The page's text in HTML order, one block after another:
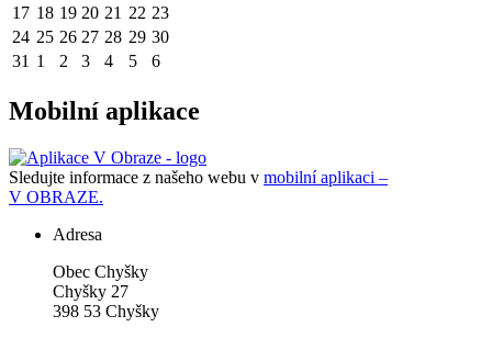
17 18 19 20 21 22 23
24 25 26 27 28 29 30
31 1 2 3 4 5 6
Mobilní aplikace
Sledujte informace z našeho webu v mobilní aplikaci –
V OBRAZE.
Adresa
Obec Chyšky
Chyšky 27
398 53 Chyšky